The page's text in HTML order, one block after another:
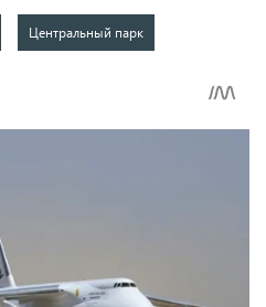
Центральный парк